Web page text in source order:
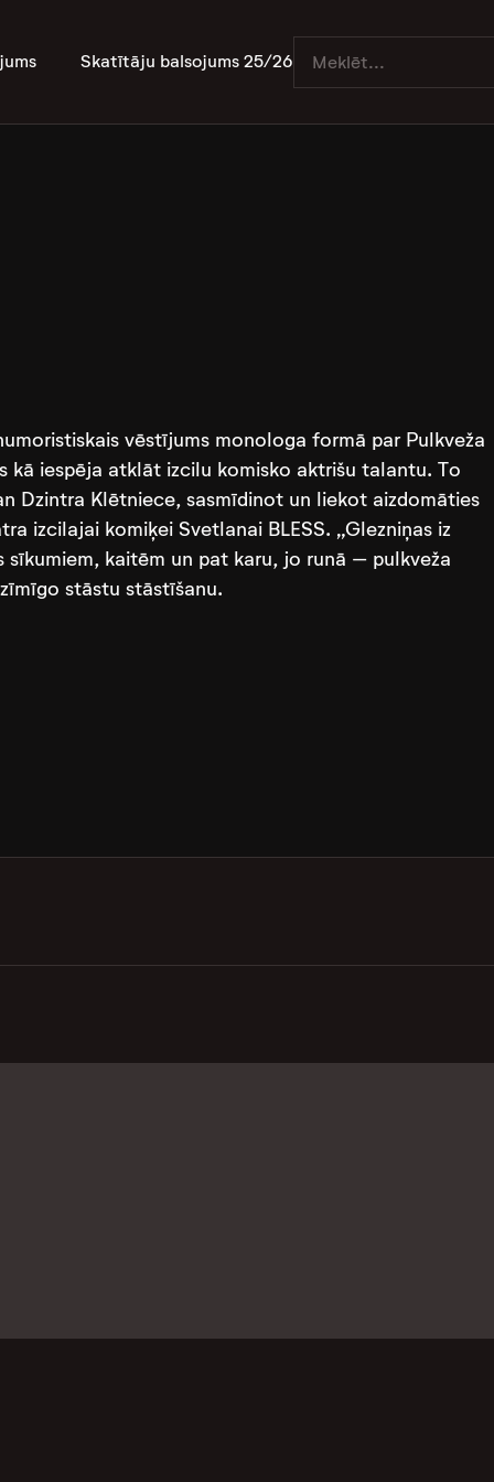
Skatītāju balsojums 25/26
vēstījums monologa formā par Pulkveža
kā iespēja atklāt izcilu komisko aktrišu talantu. To
Dzintra Klētniece, sasmīdinot un liekot aizdomāties
izcilajai komiķei Svetlanai BLESS. „Glezniņas iz
sīkumiem, kaitēm un pat karu, jo runā – pulkveža
stāstu stāstīšanu.